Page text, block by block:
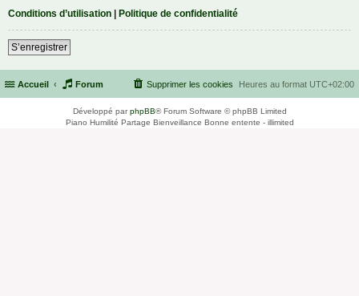
Conditions d’utilisation | Politique de confidentialité
S’enregistrer
Accueil Forum Heures au format UTC+02:00
Supprimer les cookies
Développé parphpBB® Forum Software © phpBB Limited
Piano Humilité Partage Bienveillance Bonne entente - illimited